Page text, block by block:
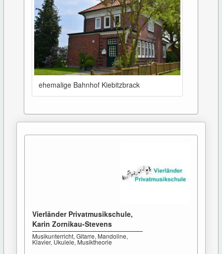
ehemalige Bahnhof Kiebitzbrack
Vierländer Privatmusikschule,
Karin Zornikau-Stevens
Musikunterricht, Gitarre, Mandoline,
Klavier, Ukulele, Musiktheorie